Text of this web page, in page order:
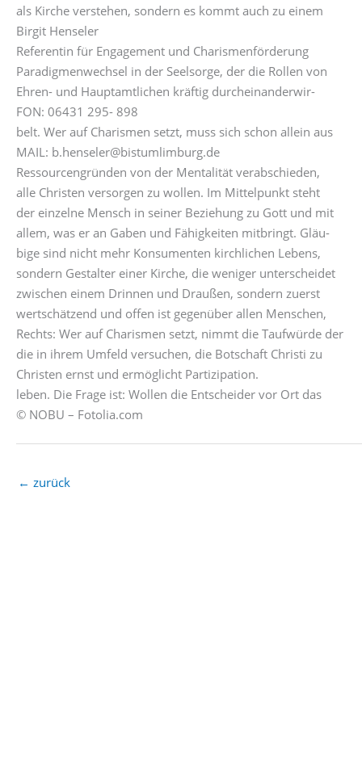
als Kirche verstehen, sondern es kommt auch zu einem
Birgit Henseler
Referentin für Engagement und Charismenförderung
Paradigmenwechsel in der Seelsorge, der die Rollen von
Ehren- und Hauptamtlichen kräftig durcheinanderwir-
FON: 06431 295- 898
belt. Wer auf Charismen setzt, muss sich schon allein aus
MAIL: b.henseler@bistumlimburg.de
Ressourcengründen von der Mentalität verabschieden,
alle Christen versorgen zu wollen. Im Mittelpunkt steht
der einzelne Mensch in seiner Beziehung zu Gott und mit
allem, was er an Gaben und Fähigkeiten mitbringt. Gläu-
bige sind nicht mehr Konsumenten kirchlichen Lebens,
sondern Gestalter einer Kirche, die weniger unterscheidet
zwischen einem Drinnen und Draußen, sondern zuerst
wertschätzend und offen ist gegenüber allen Menschen,
Rechts: Wer auf Charismen setzt, nimmt die Taufwürde der
die in ihrem Umfeld versuchen, die Botschaft Christi zu
Christen ernst und ermöglicht Partizipation.
leben. Die Frage ist: Wollen die Entscheider vor Ort das
© NOBU – Fotolia.com
← zurück